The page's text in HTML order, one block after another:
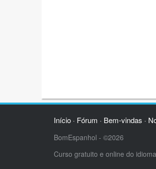
Início· Fórum · Bem-vindas ·
BomEspanhol - ©2026
Curso gratuito e online do